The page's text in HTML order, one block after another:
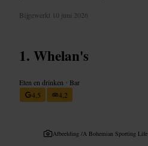
Bijgewerkt 10 juni 2026
Whelan's
Eten en drinken • Bar
4,5
4,2
Afbeelding /A Bohemian Sporting Life